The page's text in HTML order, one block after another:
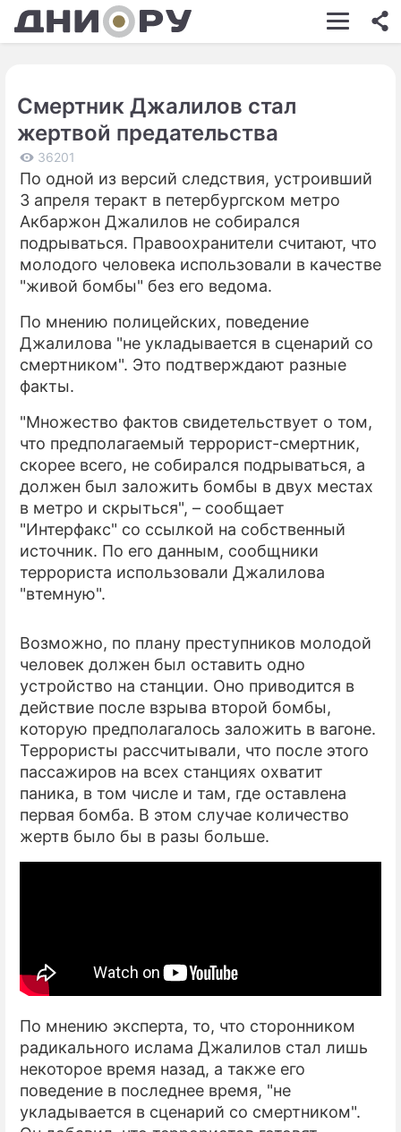
ШОУ-БИЗНЕС
КИНО
ЗДОРОВЬЕ
ЭКОНОМИКА
ПРОИСШЕСТВИЯ
СОННИК
СТИЛЬ ЖИЗНИ
СЕРИАЛЫ
ПРЕСС-РЕЛИЗЫ
О ПРОЕКТЕ
Смертник Джалилов стал
жертвой предательства
36201
По одной из версий следствия, устроивший
3 апреля теракт в петербургском метро
Акбаржон Джалилов не собирался
подрываться. Правоохранители считают, что
молодого человека использовали в качестве
"живой бомбы" без его ведома.
По мнению полицейских, поведение
Джалилова "не укладывается в сценарий со
смертником". Это подтверждают разные
факты.
"Множество фактов свидетельствует о том,
что предполагаемый террорист-смертник,
скорее всего, не собирался подрываться, а
должен был заложить бомбы в двух местах
в метро и скрыться", – сообщает
"Интерфакс" со ссылкой на собственный
источник. По его данным, сообщники
террориста использовали Джалилова
"втемную".
Возможно, по плану преступников молодой
человек должен был оставить одно
устройство на станции. Оно приводится в
действие после взрыва второй бомбы,
которую предполагалось заложить в вагоне.
Террористы рассчитывали, что после этого
пассажиров на всех станциях охватит
паника, в том числе и там, где оставлена
первая бомба. В этом случае количество
жертв было бы в разы больше.
По мнению эксперта, то, что сторонником
радикального ислама Джалилов стал лишь
некоторое время назад, а также его
поведение в последнее время, "не
укладывается в сценарий со смертником".